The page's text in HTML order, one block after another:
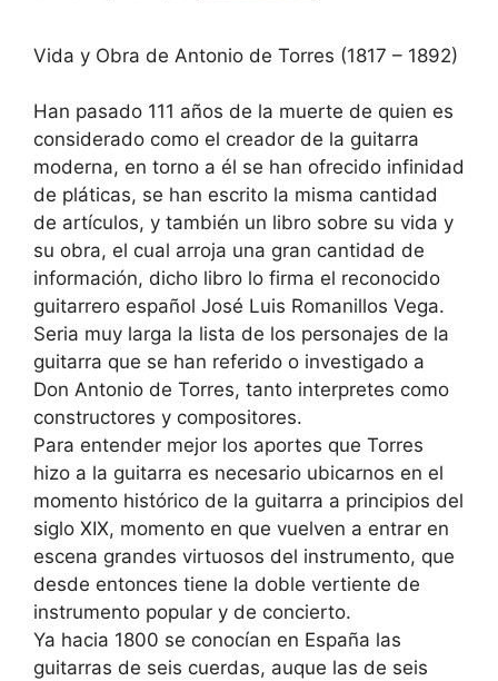
Vida y Obra de Antonio de Torres (1817 – 1892)
Han pasado 111 años de la muerte de quien es
considerado como el creador de la guitarra
moderna, en torno a él se han ofrecido infinidad
de pláticas, se han escrito la misma cantidad
de artículos, y también un libro sobre su vida y
su obra, el cual arroja una gran cantidad de
información, dicho libro lo firma el reconocido
guitarrero español José Luis Romanillos Vega.
Seria muy larga la lista de los personajes de la
guitarra que se han referido o investigado a
Don Antonio de Torres, tanto interpretes como
constructores y compositores.
Para entender mejor los aportes que Torres
hizo a la guitarra es necesario ubicarnos en el
momento histórico de la guitarra a principios del
siglo XIX, momento en que vuelven a entrar en
escena grandes virtuosos del instrumento, que
desde entonces tiene la doble vertiente de
instrumento popular y de concierto.
Ya hacia 1800 se conocían en España las
guitarras de seis cuerdas, auque las de seis